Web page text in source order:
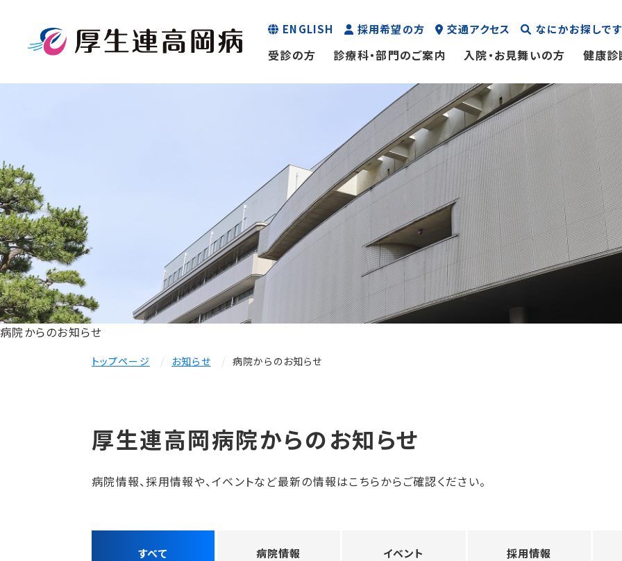
ENGLISH 採用希望の方 交通アクセス なにかお探しです
受診の方 診療科・部門のご案内 入院・お見舞いの方 健康
病院からのお知らせ
トップページ お知らせ 病院からのお知らせ
厚生連高岡病院からのお知らせ
病院情報、採用情報や、イベントなど最新の情報はこちらからご確認ください。
すべて 病院情報 イベント 採用情報